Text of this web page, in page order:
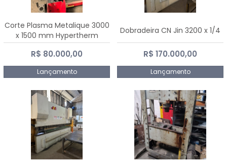
Corte Plasma Metalique 3000
x 1500 mm Hypertherm
Powermax 45 xp
R$ 80.000,00
Lançamento
Dobradeira CN Jin 3200 x 1/4
R$ 170.000,00
Lançamento